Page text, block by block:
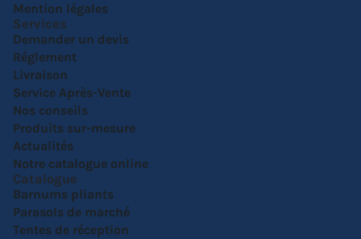
Mention légales
Services
Demander un devis
Réglement
Livraison
Service Après-Vente
Nos conseils
Produits sur-mesure
Actualités
Notre catalogue online
Catalogue
Barnums pliants
Parasols de marché
Tentes de réception